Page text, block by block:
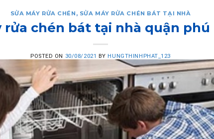
SỬA MÁY RỬA CHÉN , SỬA MÁY RỬA CHÉN BÁT TẠI NHÀ
rửa chén bát tại nhà quận phú
POSTED ON 30/08/2021 BY HUNGTHINHPHAT_123